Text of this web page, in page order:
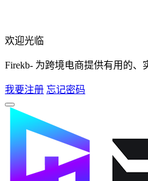
欢迎光临
Firekb- 为跨境电商提供有用的、
我要注册 忘记密码